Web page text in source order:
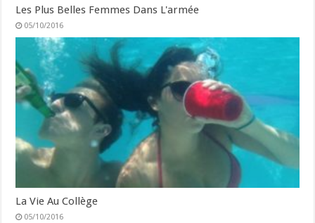
Les Plus Belles Femmes Dans L'armée
05/10/2016
La Vie Au Collège
05/10/2016